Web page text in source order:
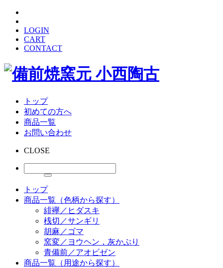
LOGIN
CART
CONTACT
トップ
初めての方へ
商品一覧
お問い合わせ
CLOSE
トップ
商品一覧（色柄から探す）
緋襷／ヒダスキ
桟切／サンギリ
胡麻／ゴマ
窯変／ヨウヘン，灰かぶり
青備前／アオビゼン
商品一覧（用途から探す）